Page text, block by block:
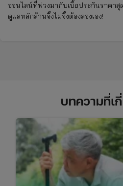
ออนไลน์ที่พ่วงมากับเบี้ยประกันราคา
ดูแลหลักล้านจึ้งไม่จึ้งต้องลองเอง!
บทความที่เ